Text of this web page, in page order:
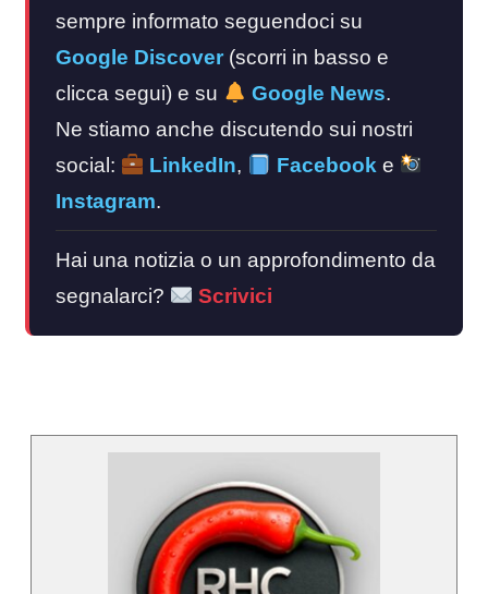
sempre informato seguendoci su
Google Discover (scorri in basso e
clicca segui) e su
Google News.
Ne stiamo anche discutendo sui nostri
social:
LinkedIn, Facebooke
Instagram.
Hai una notizia o un approfondimento da
segnalarci?
Scrivici